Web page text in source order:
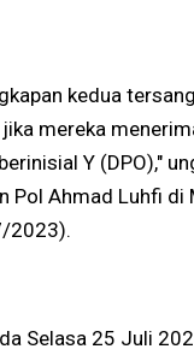
kedua
mereka
Y (DPO),"
Pol Ahmad Luhfi di
2023).
Selasa 25 Juli